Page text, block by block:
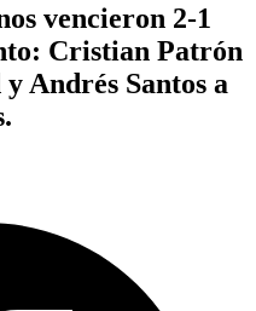
vencieron 2-1
Cristian Patrón
Andrés Santos a